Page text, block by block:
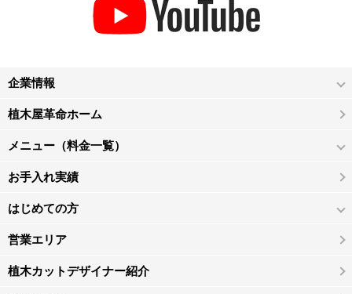
企業情報
植木屋革命ホーム
メニュー（料金一覧）
お手入れ実績
はじめての方
営業エリア
植木カットデザイナー紹介